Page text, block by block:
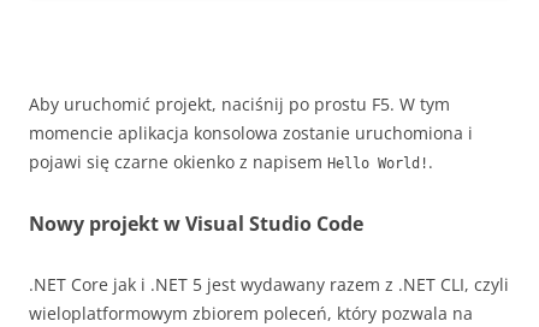
Aby uruchomić projekt, naciśnij po prostu F5. W tym
momencie aplikacja konsolowa zostanie uruchomiona i
pojawi się czarne okienko z napisem Hello World! .
Nowy projekt w Visual Studio Code
.NET Core jak i .NET 5 jest wydawany razem z .NET CLI, czyli
wieloplatformowym zbiorem poleceń, który pozwala na